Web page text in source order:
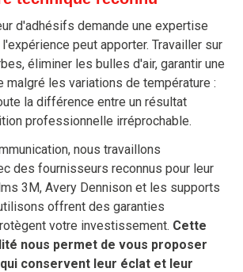
d'adhésifs demande une expertise
peut apporter. Travailler sur
éliminer les bulles d'air, garantir une
malgré les variations de température :
la différence entre un résultat
professionnelle irréprochable.
nous travaillons
des fournisseurs reconnus pour leur
3M, Avery Dennison et les supports
offrent des garanties
votre investissement. Cette
nous permet de vous proposer
conservent leur éclat et leur